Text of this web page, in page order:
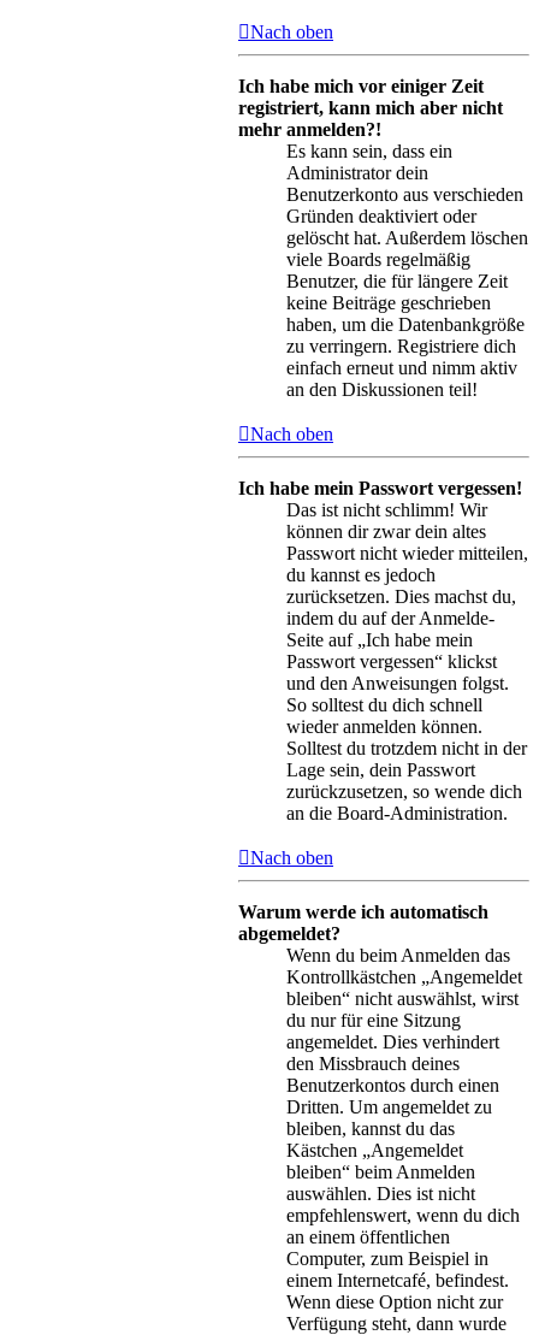
Nach oben
Ich habe mich vor einiger Zeit
registriert, kann mich aber nicht
mehr anmelden?!
Es kann sein, dass ein
Administrator dein
Benutzerkonto aus verschieden
Gründen deaktiviert oder
gelöscht hat. Außerdem löschen
viele Boards regelmäßig
Benutzer, die für längere Zeit
keine Beiträge geschrieben
haben, um die Datenbankgröße
zu verringern. Registriere dich
einfach erneut und nimm aktiv
an den Diskussionen teil!
Nach oben
Ich habe mein Passwort vergessen!
Das ist nicht schlimm! Wir
können dir zwar dein altes
Passwort nicht wieder mitteilen,
du kannst es jedoch
zurücksetzen. Dies machst du,
indem du auf der Anmelde-
Seite auf „Ich habe mein
Passwort vergessen“ klickst
und den Anweisungen folgst.
So solltest du dich schnell
wieder anmelden können.
Solltest du trotzdem nicht in der
Lage sein, dein Passwort
zurückzusetzen, so wende dich
an die Board-Administration.
Nach oben
Warum werde ich automatisch
abgemeldet?
Wenn du beim Anmelden das
Kontrollkästchen „Angemeldet
bleiben“ nicht auswählst, wirst
du nur für eine Sitzung
angemeldet. Dies verhindert
den Missbrauch deines
Benutzerkontos durch einen
Dritten. Um angemeldet zu
bleiben, kannst du das
Kästchen „Angemeldet
bleiben“ beim Anmelden
auswählen. Dies ist nicht
empfehlenswert, wenn du dich
an einem öffentlichen
Computer, zum Beispiel in
einem Internetcafé, befindest.
Wenn diese Option nicht zur
Verfügung steht, dann wurde